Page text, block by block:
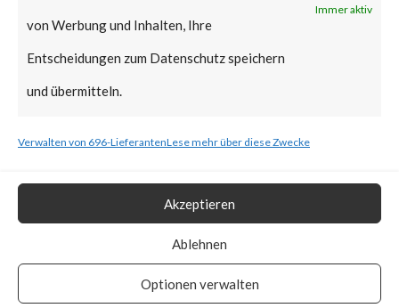
von Werbung und Inhalten, Ihre
Entscheidungen zum Datenschutz speichern
und übermitteln.
Immer aktiv
Verwalten von 696-LieferantenLese mehr über diese Zwecke
Akzeptieren
Ablehnen
Optionen verwalten
Technology), CVE-2023-28121
has a CVSS base score of 9.8 and
is rated critical.
Why is this Significant?
This is significant because
WooCommerce Payments is a
popular plugin (>600,000 active
installations) and is reported to